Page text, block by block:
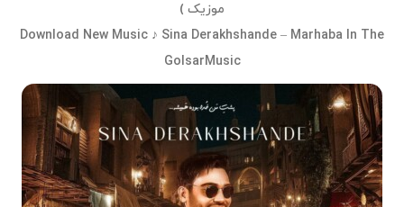
موزیک )
Download New Music ♪ Sina Derakhshande – Marhaba In The
GolsarMusic